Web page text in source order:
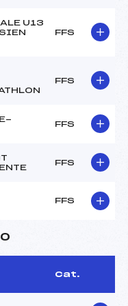
U13
FFS
FFS
FFS
FFS
FFS
Cat.